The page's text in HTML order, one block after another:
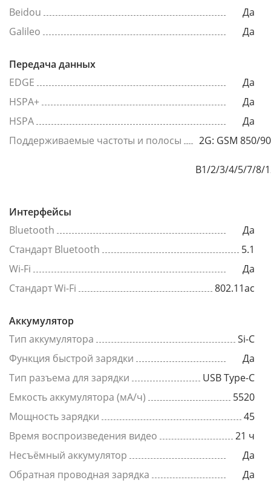
Beidou
Да
Galileo
Да
Передача данных
EDGE
Да
HSPA+
Да
HSPA
Да
Поддерживаемые частоты и полосы
2G: GSM 850/
B1/2/3/4/5/7/8/
Интерфейсы
Bluetooth
Да
Стандарт Bluetooth
5.1
Wi-Fi
Да
Стандарт Wi-Fi
802.11ac
Аккумулятор
Тип аккумулятора
Si-C
Функция быстрой зарядки
Да
Тип разъема для зарядки
USB Type-C
Емкость аккумулятора (мА/ч)
5520
Мощность зарядки
45
Время воспроизведения видео
21 ч
Несъёмный аккумулятор
Да
Обратная проводная зарядка
Да